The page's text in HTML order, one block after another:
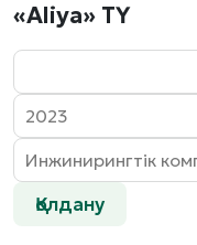
«Aliya» ТҮ
Қолдану